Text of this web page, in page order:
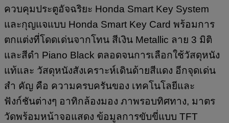
ควบคุมประตูอัจฉริยะ Honda Smart Key System
และกุญแจแบบ Honda Smart Key Card พร้อมการ
ตกแต่งที่โดดเด่นจากโทน สีเงิน Metallic ลาย 3 มิติ
และสีดำ Piano Black ตลอดจนการเลือกใช้วัสดุหนัง
แท้และ วัสดุหนังสังเคราะห์เดินด้ายสีแดง อีกจุดเด่น
สำ คัญ คือ ความครบครันของ เทคโนโลยีและ
ฟังก์ชันต่างๆ อาทิกล้องมอง ภาพรอบทิศทาง, มาตร
วัดพร้อมหน้าจอแสดง ข้อมูลการขับขี่แบบ TFT